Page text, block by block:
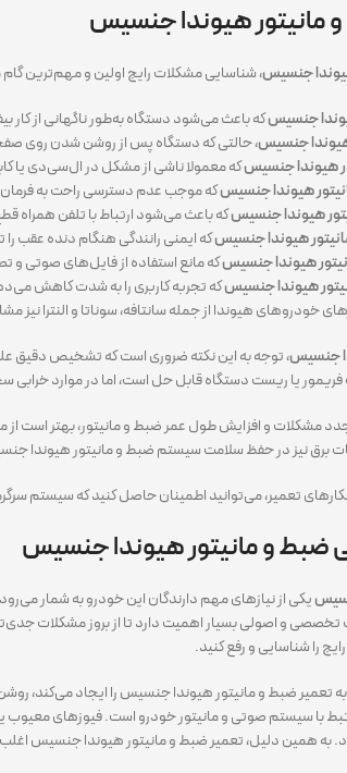
مانیتور هیوندا جنسیس
جنسیس، شناسایی مشکلات رایج اولین و مهم‌ترین
جنسیسکه باعث می‌شود دستگاه به‌طور ناگهانی از کار
جنسیس، حالتی که دستگاه پس از روشن شدن روی
هیوندا جنسیسکه معمولا ناشی از مشکل در ال‌سی‌دی یا
هیوندا جنسیسکه موجب عدم دسترسی راحت به
هیوندا جنسیسکه باعث می‌شود ارتباط با تلفن همراه
هیوندا جنسیسکه ایمنی رانندگی هنگام دنده عقب
که مانع استفاده از فایل‌های صوتی
هیوندا جنسیسکه تجربه کاربری را به شدت کاهش
خودروهای هیوندا از جمله سانتافه، سوناتا و
جنسیس، توجه به این نکته ضروری است که تشخیص دقیق
فریمور یا ریست دستگاه قابل حل است، اما در موارد
مشکلات و افزایش طول عمر ضبط و مانیتور، بهتر است
برق نیز در حفظ سلامت سیستم ضبط و مانیتور هیوندا
تعمیر، می‌توانید اطمینان حاصل کنید که سیستم
ضبط و مانیتور هیوندا جنسیس
یکی از نیازهای مهم دارندگان این خودرو به شمار
و اصولی بسیار اهمیت دارد تا از بروز مشکلات
را شناسایی و رفع کنید.
به تعمیر ضبط و مانیتور هیوندا جنسیس را ایجاد
با سیستم صوتی و مانیتور خودرو است. فیوزهای
همین دلیل، تعمیر ضبط و مانیتور هیوندا جنسیس